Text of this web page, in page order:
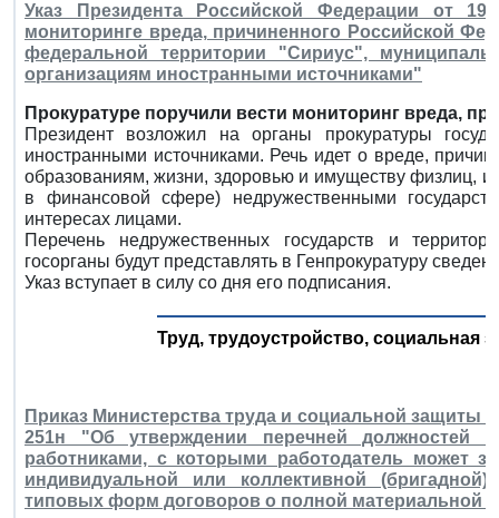
Указ Президента Российской Федерации от
мониторинге вреда, причиненного Российской
федеральной территории "Сириус",
организациям иностранными источниками"
Прокуратуре поручили вести мониторинг вреда,
Президент возложил на органы прокуратуры
иностранными источниками. Речь идет о вреде,
образованиям, жизни, здоровью и имуществу физлиц,
в финансовой сфере) недружественными
интересах лицами.
Перечень недружественных государств и
госорганы будут представлять в Генпрокуратуру
Указ вступает в силу со дня его подписания.
Труд, трудоустройство, социальная
Приказ Министерства труда и социальной защиты
251н "Об утверждении перечней
работниками, с которыми работодатель может
индивидуальной или коллективной
типовых форм договоров о полной материальной